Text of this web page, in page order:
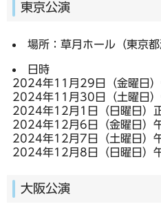
東京公演
場所：草月ホール（東京
日時
2024年11月29日（金曜日
2024年11月30日（土曜日
2024年12月1日（日曜日）
2024年12月6日（金曜日）
2024年12月7日（土曜日）
2024年12月8日（日曜日）
大阪公演